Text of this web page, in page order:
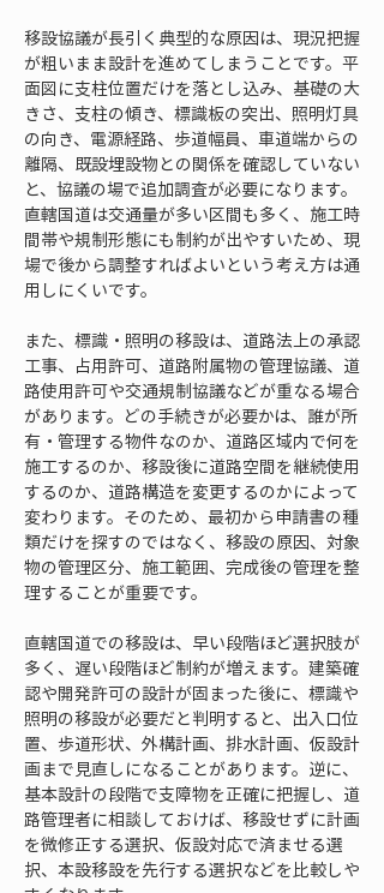
移設協議が長引く典型的な原因は、現況把握
が粗いまま設計を進めてしまうことです。平
面図に支柱位置だけを落とし込み、基礎の大
きさ、支柱の傾き、標識板の突出、照明灯具
の向き、電源経路、歩道幅員、車道端からの
離隔、既設埋設物との関係を確認していない
と、協議の場で追加調査が必要になります。
直轄国道は交通量が多い区間も多く、施工時
間帯や規制形態にも制約が出やすいため、現
場で後から調整すればよいという考え方は通
用しにくいです。
また、標識・照明の移設は、道路法上の承認
工事、占用許可、道路附属物の管理協議、道
路使用許可や交通規制協議などが重なる場合
があります。どの手続きが必要かは、誰が所
有・管理する物件なのか、道路区域内で何を
施工するのか、移設後に道路空間を継続使用
するのか、道路構造を変更するのかによって
変わります。そのため、最初から申請書の種
類だけを探すのではなく、移設の原因、対象
物の管理区分、施工範囲、完成後の管理を整
理することが重要です。
直轄国道での移設は、早い段階ほど選択肢が
多く、遅い段階ほど制約が増えます。建築確
認や開発許可の設計が固まった後に、標識や
照明の移設が必要だと判明すると、出入口位
置、歩道形状、外構計画、排水計画、仮設計
画まで見直しになることがあります。逆に、
基本設計の段階で支障物を正確に把握し、道
路管理者に相談しておけば、移設せずに計画
を微修正する選択、仮設対応で済ませる選
択、本設移設を先行する選択などを比較しや